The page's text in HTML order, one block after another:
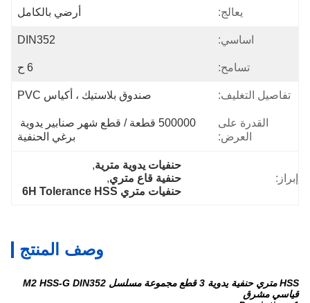
يعالج: أرضي بالكامل
اساسي: DIN352
تسامح: 6 ح
تفاصيل التغليف: صندوق بلاستيك ، أكياس PVC
القدرة على
العرض:
500000 قطعة / قطع شهر صنابير يدوية
برغي الحنفية
إبراز:
حنفيات يدوية مترية,
حنفية قاع متري,
حنفيات متري 6H Tolerance HSS
وصف المنتج
HSS متري حنفية يدوية 3 قطع مجموعة مسلسل M2 HSS-G DIN352
قياسي مشرق